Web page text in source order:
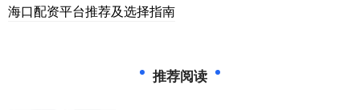
海口配资平台推荐及选择指南
推荐阅读